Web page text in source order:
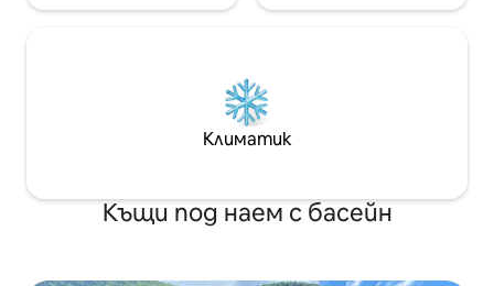
Климатик
Къщи под наем с басейн